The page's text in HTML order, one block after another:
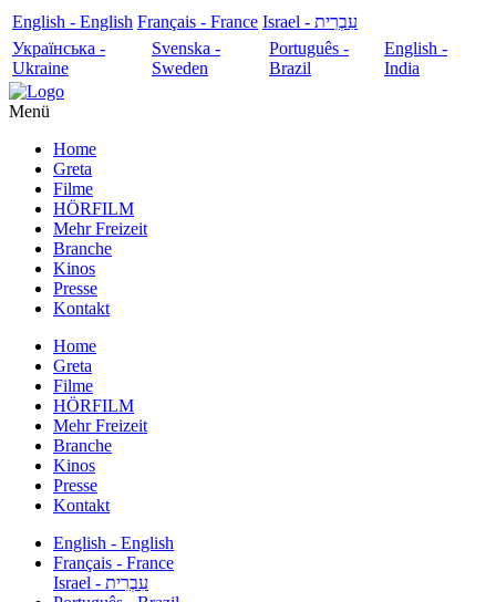
English - English Français - France
עִבְרִית - Israel
Українська -
Ukraine
Svenska -
Sweden
Português -
Brazil
English -
India
Menü
Home
Greta
Filme
HÖRFILM
Mehr Freizeit
Branche
Kinos
Presse
Kontakt
Home
Greta
Filme
HÖRFILM
Mehr Freizeit
Branche
Kinos
Presse
Kontakt
English - English
Français - France
עִבְרִית - Israel